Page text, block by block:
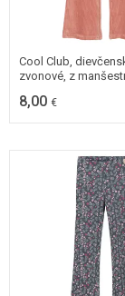
Cool Club,
zvonové, z
8,00 €